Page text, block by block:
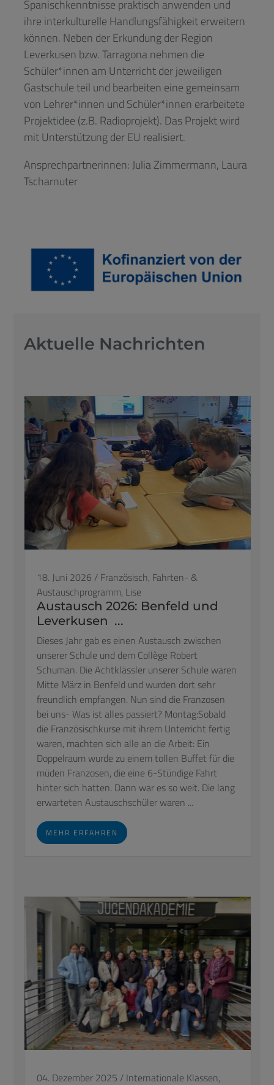
Spanischkenntnisse praktisch anwenden und
ihre interkulturelle Handlungsfähigkeit erweitern
können. Neben der Erkundung der Region
Leverkusen bzw. Tarragona nehmen die
Schüler*innen am Unterricht der jeweiligen
Gastschule teil und bearbeiten eine gemeinsam
von Lehrer*innen und Schüler*innen erarbeitete
Projektidee (z.B. Radioprojekt). Das Projekt wird
mit Unterstützung der EU realisiert.
Ansprechpartnerinnen: Julia Zimmermann, Laura
Tscharnuter
Aktuelle Nachrichten
18. Juni 2026 / Französisch, Fahrten- &
Austauschprogramm, Lise
Austausch 2026: Benfeld und
Leverkusen ...
Dieses Jahr gab es einen Austausch zwischen
unserer Schule und dem Collège Robert
Schuman. Die Achtklässler unserer Schule waren
Mitte März in Benfeld und wurden dort sehr
freundlich empfangen. Nun sind die Franzosen
bei uns- Was ist alles passiert? Montag:Sobald
die Französischkurse mit ihrem Unterricht fertig
waren, machten sich alle an die Arbeit: Ein
Doppelraum wurde zu einem tollen Buffet für die
müden Franzosen, die eine 6-Stündige Fahrt
hinter sich hatten. Dann war es so weit. Die lang
erwarteten Austauschschüler waren ...
MEHR ERFAHREN
04. Dezember 2025 / Internationale Klassen,